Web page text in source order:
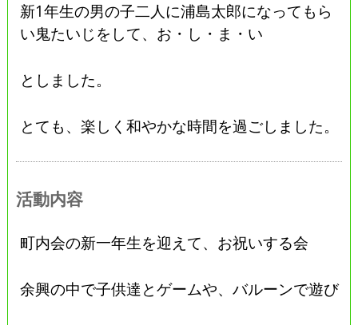
新1年生の男の子二人に浦島太郎になってもら
い鬼たいじをして、お・し・ま・い
としました。
とても、楽しく和やかな時間を過ごしました。
活動内容
町内会の新一年生を迎えて、お祝いする会
余興の中で子供達とゲームや、バルーンで遊び